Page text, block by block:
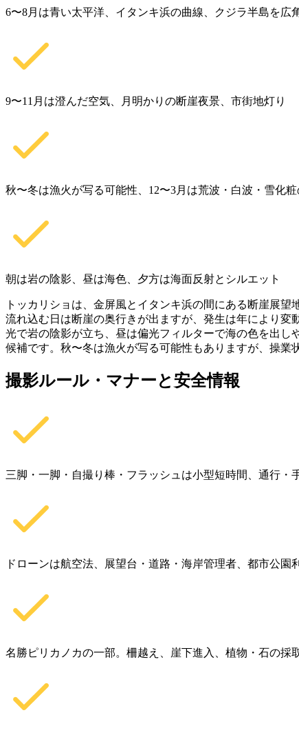
6〜8月は青い太平洋、イタンキ浜の曲線、クジラ半島を広
9〜11月は澄んだ空気、月明かりの断崖夜景、市街地灯り
秋〜冬は漁火が写る可能性、12〜3月は荒波・白波・雪化
朝は岩の陰影、昼は海色、夕方は海面反射とシルエット
トッカリショは、金屏風とイタンキ浜の間にある断崖展
流れ込む日は断崖の奥行きが出ますが、発生は年により
光で岩の陰影が立ち、昼は偏光フィルターで海の色を出
候補です。秋〜冬は漁火が写る可能性もありますが、操業
撮影ルール・マナーと安全情報
三脚・一脚・自撮り棒・フラッシュは小型短時間、通行・
ドローンは航空法、展望台・道路・海岸管理者、都市公園
名勝ピリカノカの一部。柵越え、崖下進入、植物・石の採